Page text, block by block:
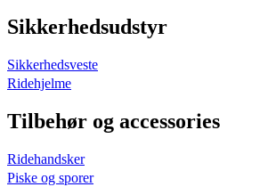
Sikkerhedsudstyr
Sikkerhedsveste
Ridehjelme
Tilbehør og accessories
Ridehandsker
Piske og sporer